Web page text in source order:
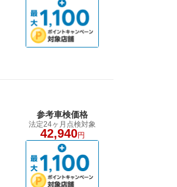
参考車検価格
法定24ヶ月点検対象
42,940円